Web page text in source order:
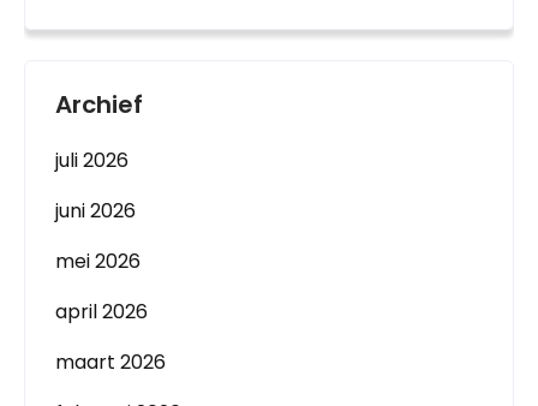
Archief
juli 2026
juni 2026
mei 2026
april 2026
maart 2026